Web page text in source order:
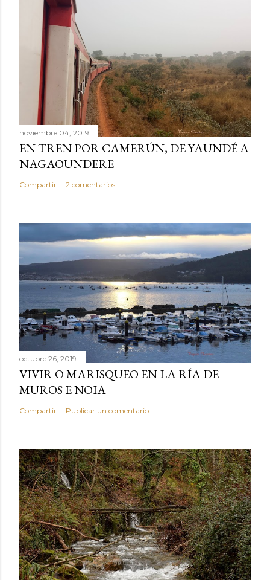
n
t
a
i
noviembre 04, 2019
EN TREN POR CAMERÚN, DE YAUNDÉ A
NAGAOUNDERE
Compartir 2 comentarios
octubre 26, 2019
VIVIR O MARISQUEO EN LA RÍA DE
MUROS E NOIA
Compartir Publicar un comentario